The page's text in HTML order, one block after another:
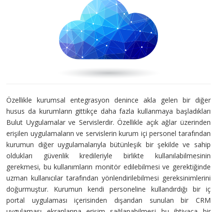
Özellikle kurumsal entegrasyon denince akla gelen bir diğer
husus da kurumların gittikçe daha fazla kullanmaya başladıkları
Bulut Uygulamalar ve Servislerdir. Özellikle açık ağlar üzerinden
erişilen uygulamaların ve servislerin kurum içi personel tarafından
kurumun diğer uygulamalarıyla bütünleşik bir şekilde ve sahip
oldukları güvenlik kredileriyle birlikte kullanılabilmesinin
gerekmesi, bu kullanımların monitör edilebilmesi ve gerektiğinde
uzman kullanıcılar tarafından yönlendirilebilmesi gereksinimlerini
doğurmuştur. Kurumun kendi personeline kullandırdığı bir iç
portal uygulaması içerisinden dışarıdan sunulan bir CRM